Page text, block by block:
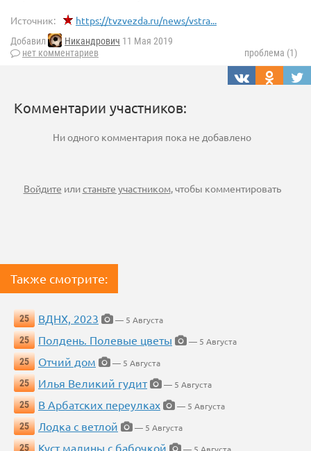
Источник: https://tvzvezda.ru/news/vstra...
Добавил Никандрович 11 Мая 2019
нет комментариев
проблема (1)
Комментарии участников:
Ни одного комментария пока не добавлено
Войдите илистаньте участником, чтобы комментировать
Также смотрите:
25 ВДНХ, 2023
— 5 Августа
25
Полдень. Полевые цветы
— 5 Августа
25
Отчий дом
— 5 Августа
25
Илья Великий гудит
— 5 Августа
25
В Арбатских переулках
— 5 Августа
25
Лодка с ветлой
— 5 Августа
25
Куст малины с бабочкой